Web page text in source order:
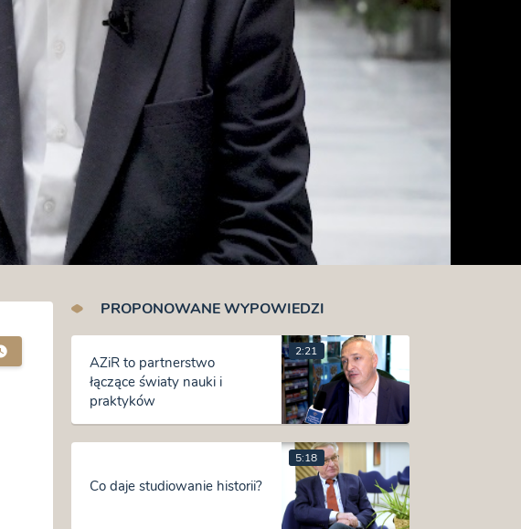
PROPONOWANE WYPOWIEDZI
AZiR to partnerstwo
łączące światy nauki i
praktyków
2:21
Co daje studiowanie historii?
5:18